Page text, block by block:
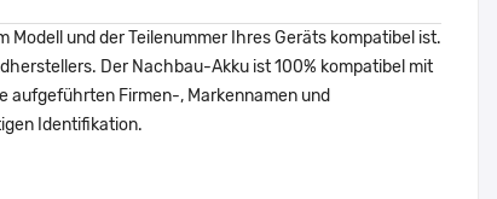
Modell und der Teilenummer Ihres Geräts kompatibel ist.
Der Nachbau-Akku ist 100% kompatibel mit
aufgeführten Firmen-, Markennamen und
Identifikation.